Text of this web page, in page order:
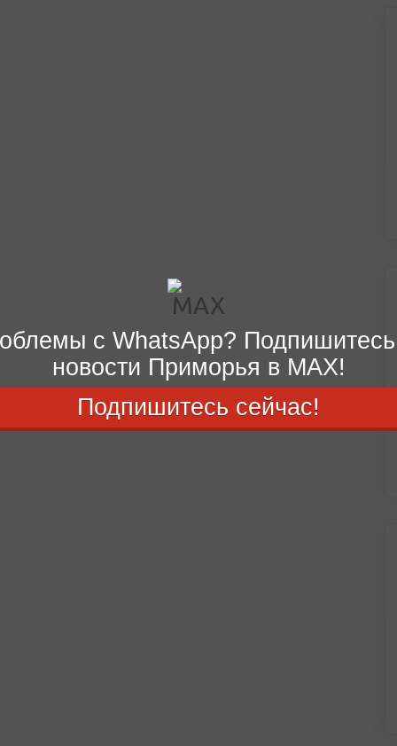
с WhatsApp?
новости Приморья в MAX!
Подпишитесь сейчас!